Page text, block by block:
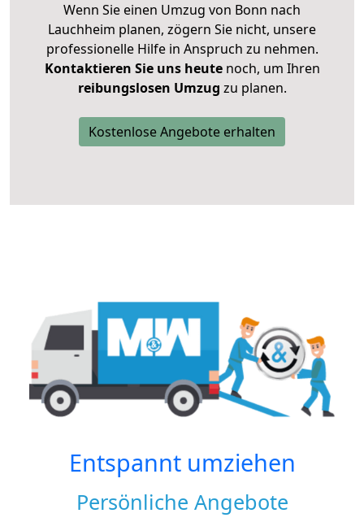
Wenn Sie einen Umzug von Bonn nach
Lauchheim planen, zögern Sie nicht, unsere
professionelle Hilfe in Anspruch zu nehmen.
Kontaktieren Sie uns heutenoch, um Ihren
reibungslosen Umzug zu planen.
Kostenlose Angebote erhalten
Entspannt umziehen
Persönliche Angebote